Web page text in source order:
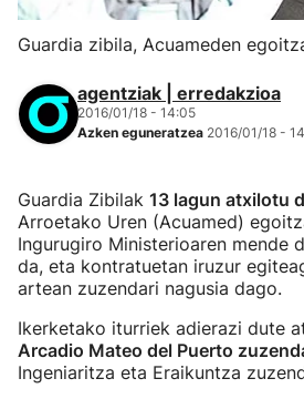
Guardia zibila, Acuameden
agentziak | erredakzioa
2016/01/18 - 14:05
Azken eguneratzea 2016/01/18 -
Guardia Zibilak 13 lagun atxilotu
Arroetako Uren (Acuamed)
Ingurugiro Ministerioaren mende
da, eta kontratuetan iruzur
artean zuzendari nagusia dago.
Ikerketako iturriek adierazi dute
Arcadio Mateo del Puerto
Ingeniaritza eta Eraikuntza